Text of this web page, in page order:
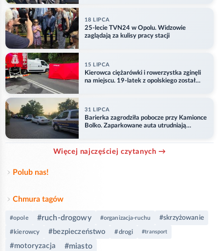
18 LIPCA
25-lecie TVN24 w Opolu. Widzowie
zaglądają za kulisy pracy stacji
15 LIPCA
Kierowca ciężarówki i rowerzystka zginęli
na miejscu. 19-latek z opolskiego został
31 LIPCA
Barierka zagrodziła pobocze przy Kamionce
Bolko. Zaparkowane auta utrudniają
Więcej najczęściej czytanych →
Polub nas!
Chmura tagów
#opole #ruch-drogowy #organizacja-ruchu #skrzyżowanie
#kierowcy #bezpieczeństwo #drogi #transport
#motoryzacja #miasto